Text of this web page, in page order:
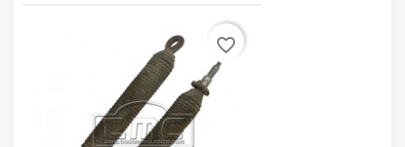
favorite_border